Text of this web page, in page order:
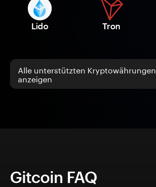
Lido Tron
Alle unterstützten Kryptowährungen
anzeigen
Gitcoin FAQ